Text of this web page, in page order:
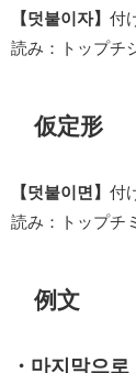
【덧붙이자】 付
読み：トップチ
仮定形
【덧붙이면】 付
読み：トップチ
例文
・마지막으